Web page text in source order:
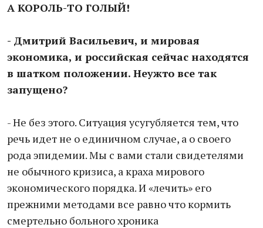
А КОРОЛЬ-ТО ГОЛЫЙ!
- Дмитрий Васильевич, и мировая
экономика, и российская сейчас находятся
в шатком положении. Неужто все так
запущено?
- Не без этого. Ситуация усугубляется тем, что
речь идет не о единичном случае, а о своего
рода эпидемии. Мы с вами стали свидетелями
не обычного кризиса, а краха мирового
экономического порядка. И «лечить» его
прежними методами все равно что кормить
смертельно больного хроника